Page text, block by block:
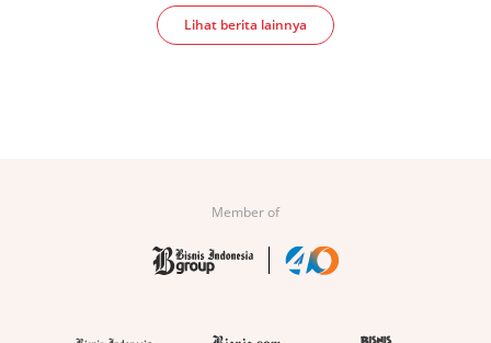
Lihat berita lainnya
Member of